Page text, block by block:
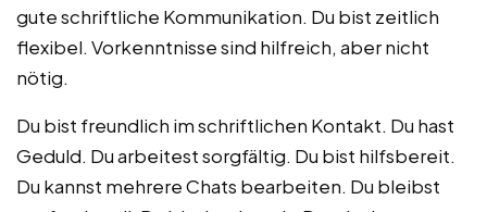
gute schriftliche Kommunikation. Du bist zeitlich
flexibel. Vorkenntnisse sind hilfreich, aber nicht
nötig.
Du bist freundlich im schriftlichen Kontakt. Du hast
Geduld. Du arbeitest sorgfältig. Du bist hilfsbereit.
Du kannst mehrere Chats bearbeiten. Du bleibst